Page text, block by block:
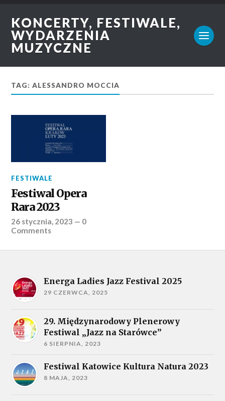
KONCERTY, FESTIWALE,
WYDARZENIA
MUZYCZNE
TAG: ALESSANDRO MOCCIA
FESTIWALE
Festiwal Opera
Rara 2023
26 stycznia, 2023 — 0
Comments
Energa Ladies Jazz Festival 2025
29 CZERWCA, 2025
29. Międzynarodowy Plenerowy
Festiwal „Jazz na Starówce”
6 SIERPNIA, 2023
Festiwal Katowice Kultura Natura 2023
8 MAJA, 2023